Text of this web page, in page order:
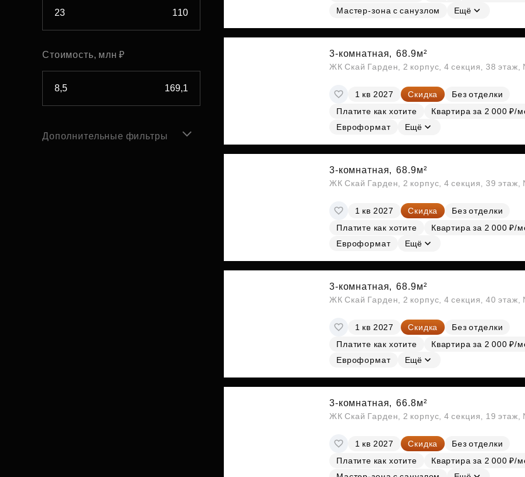
Стоимость, млн ₽
Дополнительные фильтры
Мастер-зона с санузлом
Ещё
3-комнатная, 68.9м²
ЖК Скай Гарден, 2 корпус, 4 секция, 38
1 кв 2027 Скидка
Без отделки
Платите как хотите
Квартира за 2 000 ₽/
Евроформат
Ещё
3-комнатная, 68.9м²
ЖК Скай Гарден, 2 корпус, 4 секция, 39
1 кв 2027 Скидка
Без отделки
Платите как хотите
Квартира за 2 000 ₽/
Евроформат
Ещё
3-комнатная, 68.9м²
ЖК Скай Гарден, 2 корпус, 4 секция, 40
1 кв 2027 Скидка
Без отделки
Платите как хотите
Квартира за 2 000 ₽/
Евроформат
Ещё
3-комнатная, 66.8м²
ЖК Скай Гарден, 2 корпус, 4 секция, 19
1 кв 2027 Скидка
Без отделки
Платите как хотите
Квартира за 2 000 ₽/